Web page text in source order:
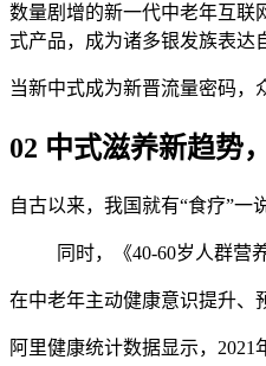
数量剧增的新一代中老年互联
式产品，成为诸多银发族表达
当新中式成为新晋流量密码，
02 中式滋养新趋势
自古以来，我国就有“食疗”一
同时，《40-60岁人群营
在中老年主动健康意识提升、
阿里健康统计数据显示，2021